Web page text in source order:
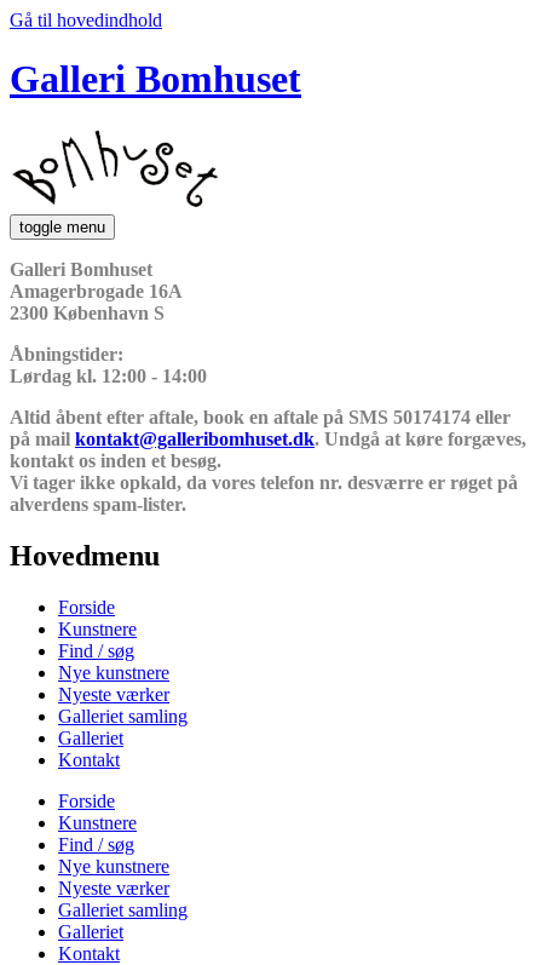
Gå til hovedindhold
Galleri Bomhuset
toggle menu
Galleri Bomhuset
Amagerbrogade 16A
2300 København S
Åbningstider:
Lørdag kl. 12:00 - 14:00
Altid åbent efter aftale, book en aftale på SMS 50174174 eller
på mail kontakt@galleribomhuset.dk. Undgå at køre forgæves,
kontakt os inden et besøg.
Vi tager ikke opkald, da vores telefon nr. desværre er røget på
alverdens spam-lister.
Hovedmenu
Forside
Kunstnere
Find / søg
Nye kunstnere
Nyeste værker
Galleriet samling
Galleriet
Kontakt
Forside
Kunstnere
Find / søg
Nye kunstnere
Nyeste værker
Galleriet samling
Galleriet
Kontakt